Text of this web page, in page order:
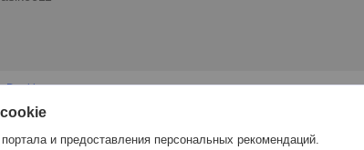
Deal.by
cookies
и предоставления персональных рекомендаций.
на контент